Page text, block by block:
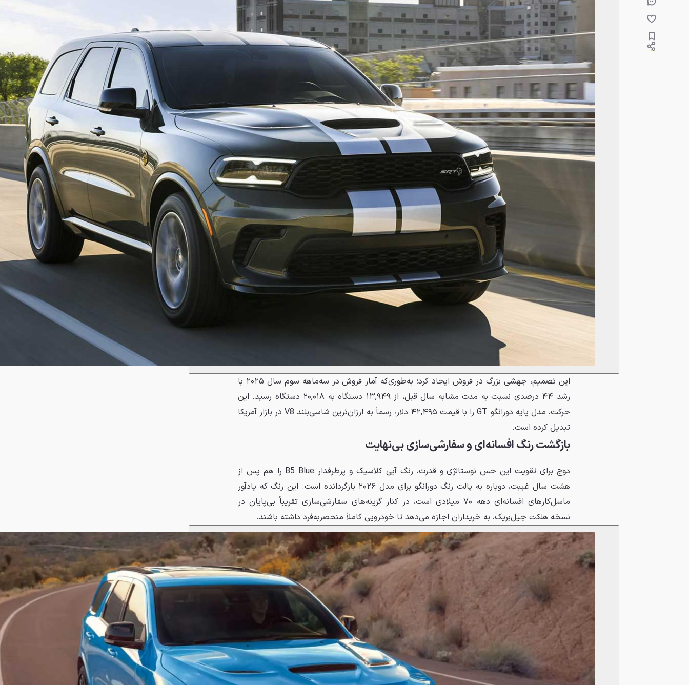
این تصمیم، جهشی بزرگ در فروش ایجاد کرد؛ به‌طوری‌که آمار فروش در سه‌ماهه سوم سال ۲۰۲۵ با
رشد ۴۴ درصدی نسبت به مدت مشابه سال قبل، از ۱۳,۹۴۹ دستگاه به ۲۰,۰۱۸ دستگاه رسید. این
حرکت، مدل پایه دورانگو GT را با قیمت ۴۲,۴۹۵ دلار، رسماً به ارزان‌ترین شاسی‌بلند V8 در بازار آمریکا
تبدیل کرده است.
بازگشت رنگ افسانه‌ای و سفارشی‌سازی بی‌نهایت
دوج برای تقویت این حس نوستالژی و قدرت، رنگ آبی کلاسیک و پرطرفدار B5 Blue را هم پس از
هشت سال غیبت، دوباره به پالت رنگ دورانگو برای مدل ۲۰۲۶ بازگردانده است. این رنگ که یادآور
ماسل‌کارهای افسانه‌ای دهه ۷۰ میلادی است، در کنار گزینه‌های سفارشی‌سازی تقریباً بی‌پایان در
نسخه هلکت جیل‌بریک، به خریداران اجازه می‌دهد تا خودرویی کاملاً منحصربه‌فرد داشته باشند.